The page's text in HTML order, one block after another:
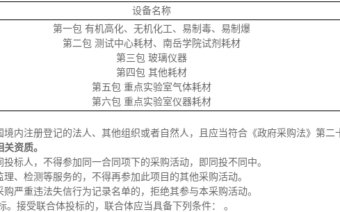
设备名称
第一包 有机高化、无机化工、易制毒、易制爆
第二包 测试中心耗材、南岳学院试剂耗材
第三包 玻璃仪器
第四包 其他耗材
第五包 重点实验室气体耗材
第六包 重点实验室仪器耗材
内注册登记的法人、其他组织或者自然人，且应当符合《政府采购法》第二
资质。
标人，不得参加同一合同项下的采购活动，即同投不同中。
、检测等服务的，不得再参加此项目的其他采购活动。
严重违法失信行为记录名单的，拒绝其参与本采购活动。
接受联合体投标的，联合体应当具备下列条件： 。